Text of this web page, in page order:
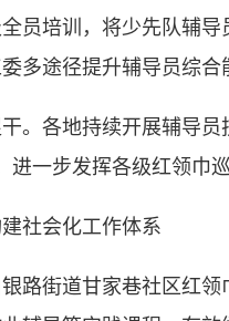
员培训，将少先队辅
多途径提升辅导员综
各地持续开展辅导员
进一步发挥各级红领巾
社会化工作体系
街道甘家巷社区红领